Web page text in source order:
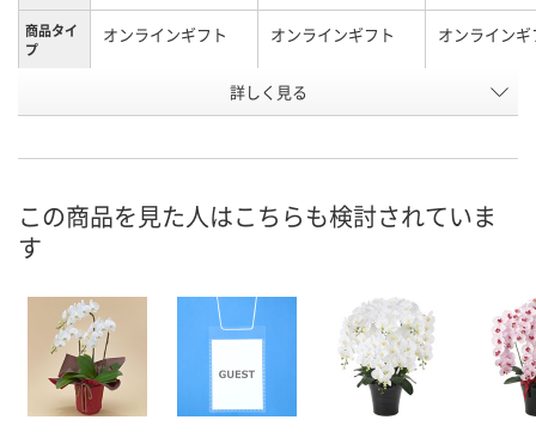
商品タイ
プ
オンラインギフト オンラインギフト オンラインギ
ホワイト系 淡ピンク
号
お届け日
カゴへ カゴへ カ
詳しく見る
この商品を見た人はこちらも検討されていま
す